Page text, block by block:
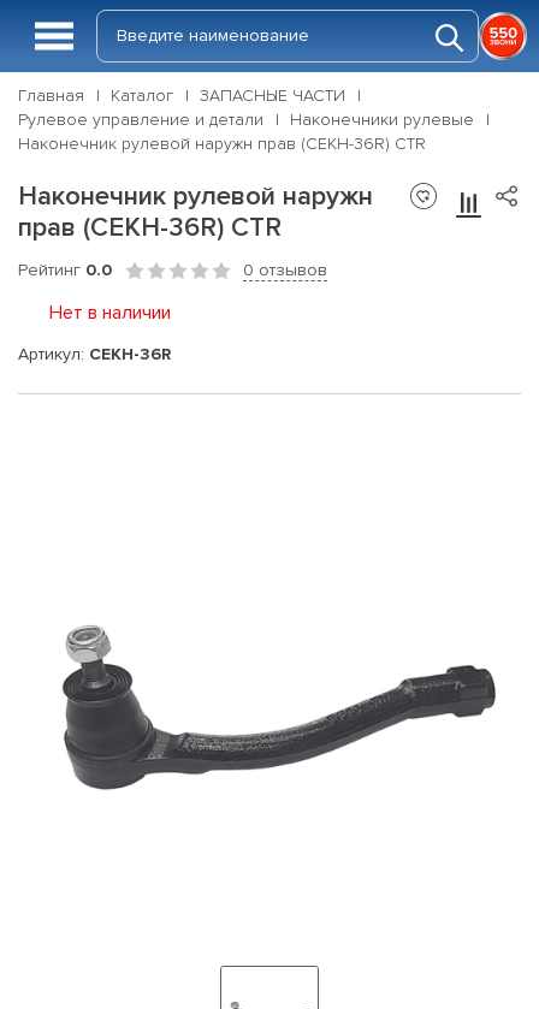
Главная Каталог
ЗАПАСНЫЕ ЧАСТИ
Рулевое управление и детали
Наконечники рулевые
Наконечник рулевой наружн прав (CEKH-36R) CTR
Наконечник рулевой наружн
прав (CEKH-36R) CTR
Рейтинг 0.0 0 отзывов
Нет в наличии
Артикул: CEKH-36R